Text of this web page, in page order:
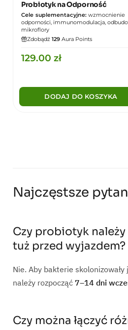
Probiotyk na Odporność
Cele suplementacyjne: wzmocnienie
odporności, immunomodulacja,
mikroflory
Zdobądź 129 Aura Points
129.00 zł
DODAJ DO KOSZYKA
Najczęstsze
Czy probiotyk należy
tuż przed wyjazdem?
Nie. Aby bakterie
należy rozpocząć 7–14 dni
Czy można łączyć